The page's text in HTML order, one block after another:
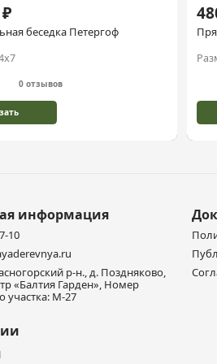
беседка Петергоф
0 отзывов
информация
10
р-н., д. Поздняково,
«Балтия Гарден», Номер
участка: М-27